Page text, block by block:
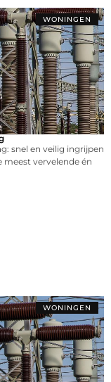
WONINGEN
snel en veilig ingrijpen
vervelende én
WONINGEN